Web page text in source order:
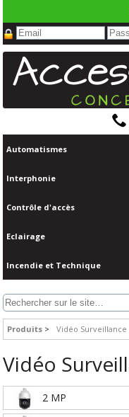
Automatismes
Interphonie
Contrôle d'accès
Eclairage
Incendie et Technique
Produits Vidéo Surveillance
Vidéo
2 MP